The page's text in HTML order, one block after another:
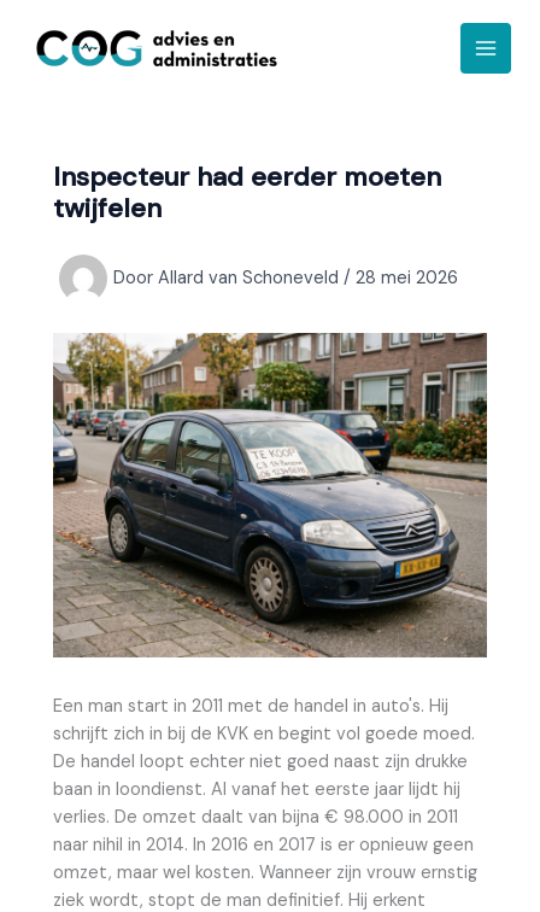
Inspecteur had eerder moeten
twijfelen
Door Allard van Schoneveld / 28 mei 2026
Een man start in 2011 met de handel in auto's. Hij
schrijft zich in bij de KVK en begint vol goede moed.
De handel loopt echter niet goed naast zijn drukke
baan in loondienst. Al vanaf het eerste jaar lijdt hij
verlies. De omzet daalt van bijna € 98.000 in 2011
naar nihil in 2014. In 2016 en 2017 is er opnieuw geen
omzet, maar wel kosten. Wanneer zijn vrouw ernstig
ziek wordt, stopt de man definitief. Hij erkent